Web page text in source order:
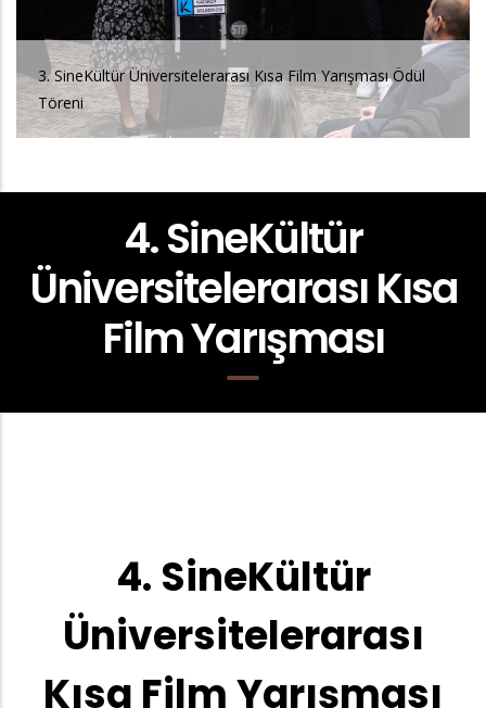
3. SineKültür Üniversitelerarası Kısa Film Yarışması Ödül
Töreni
4. SineKültür
Üniversitelerarası Kısa
Film Yarışması
4. SineKültür
Üniversitelerarası
Kısa Film Yarışması